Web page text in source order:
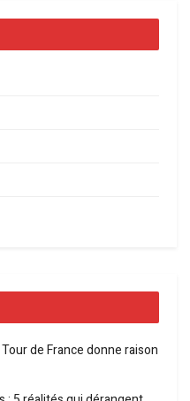
de France donne raison